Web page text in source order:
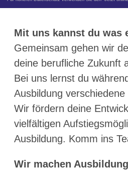
Mit uns kannst du was
Gemeinsam gehen wir
deine berufliche Zukunft
Bei uns lernst du
Ausbildung
Wir fördern deine
vielfältigen
Ausbildung. Komm ins
Wir machen